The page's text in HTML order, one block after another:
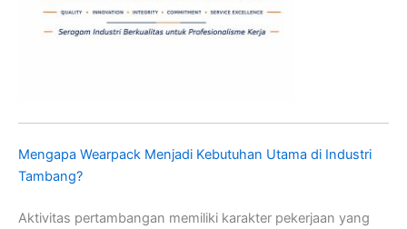
Mengapa Wearpack Menjadi Kebutuhan Utama di Industri
Tambang?
Aktivitas pertambangan memiliki karakter pekerjaan yang